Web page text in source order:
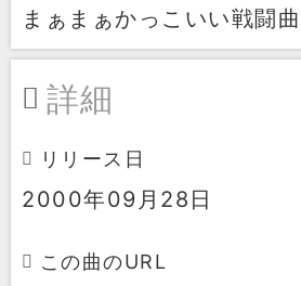
まぁまぁかっこいい戦闘曲
詳細
リリース日
2000年09月28日
この曲のURL